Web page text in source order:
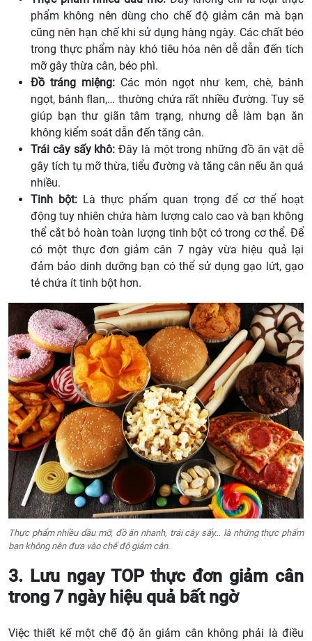
phẩm không nên dùng cho chế độ giảm cân mà bạn
cũng nên hạn chế khi sử dụng hàng ngày. Các chất béo
trong thực phẩm này khó tiêu hóa nên dễ dẫn đến tích
mỡ gây thừa cân, béo phì.
Đồ tráng miệng:Các món ngọt như kem, chè, bánh
ngọt, bánh flan,… thường chứa rất nhiều đường. Tuy sẽ
giúp bạn thư giãn tâm trạng, nhưng dễ làm bạn ăn
không kiểm soát dẫn đến tăng cân.
Trái cây sấy khô: Đây là một trong những đồ ăn vặt dễ
gây tích tụ mỡ thừa, tiểu đường và tăng cân nếu ăn quá
nhiều.
Tinh bột: Là thực phẩm quan trọng để cơ thể hoạt
động tuy nhiên chứa hàm lượng calo cao và bạn không
thể cắt bỏ hoàn toàn lượng tinh bột có trong cơ thể. Để
có một thực đơn giảm cân 7 ngày vừa hiệu quả lại
đảm bảo dinh dưỡng bạn có thể sử dụng gạo lứt, gạo
tẻ chứa ít tinh bột hơn.
Thực phẩm nhiều dầu mỡ, đồ ăn nhanh, trái cây sấy… là những thực phẩm
bạn không nên đưa vào chế độ giảm cân.
3. Lưu ngay TOP thực đơn giảm cân
trong 7 ngày hiệu quả bất ngờ
Việc thiết kế một chế độ ăn giảm cân không phải là điều